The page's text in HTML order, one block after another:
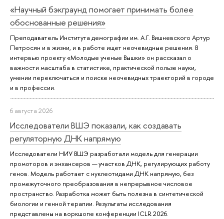
«Научный бэкграунд помогает принимать более
обоснованные решения»
Преподаватель Института демографии им. А.Г. Вишневского Артур
Петросян и в жизни, и в работе ищет неочевидные решения. В
интервью проекту «Молодые ученые Вышки» он рассказал о
важности масштаба в статистике, практической пользе науки,
умении переключаться и поиске неочевидных траекторий в городе
и в профессии.
6 августа 2026
Исследователи ВШЭ показали, как создавать
регуляторную ДНК напрямую
Исследователи НИУ ВШЭ разработали модель для генерации
промоторов и энхансеров — участков ДНК, регулирующих работу
генов. Модель работает с нуклеотидами ДНК напрямую, без
промежуточного преобразования в непрерывное числовое
пространство. Разработка может быть полезна в синтетической
биологии и генной терапии. Результаты исследования
представлены на воркшопе конференции ICLR 2026.